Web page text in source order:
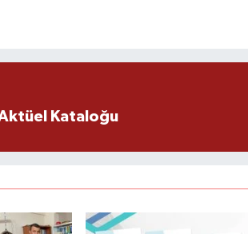
Kataloğu